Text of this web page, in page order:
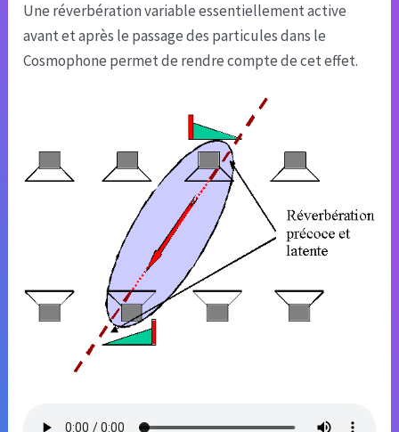
Une réverbération variable essentiellement active
avant et après le passage des particules dans le
Cosmophone permet de rendre compte de cet effet.